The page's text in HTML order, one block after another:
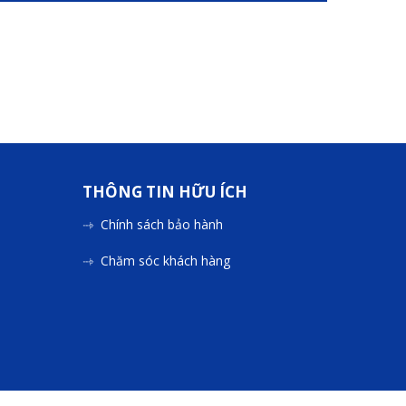
THÔNG TIN HỮU ÍCH
Chính sách bảo hành
Chăm sóc khách hàng